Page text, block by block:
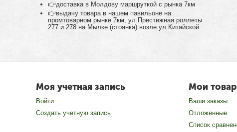
👉доставка в Молдову маршруткой с рынка 7км
👉выдачу товара в нашем павильоне на
промтоварном рынке 7км, ул.Престижная роллеты
277 и 278 на Мылке (стоянка) возле ул.Китайской
Моя учетная запись
Войти
Создать учетную запись
Мои
Ваши заказы
Отложенные
Список